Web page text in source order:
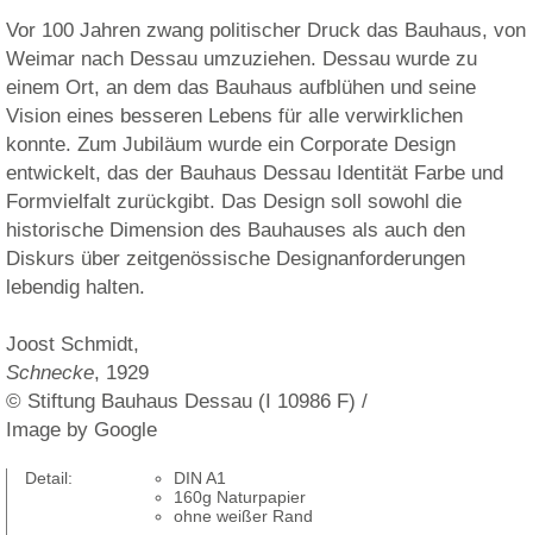
Vor 100 Jahren zwang politischer Druck das Bauhaus, von
Weimar nach Dessau umzuziehen. Dessau wurde zu
einem Ort, an dem das Bauhaus aufblühen und seine
Vision eines besseren Lebens für alle verwirklichen
konnte. Zum Jubiläum wurde ein Corporate Design
entwickelt, das der Bauhaus Dessau Identität Farbe und
Formvielfalt zurückgibt. Das Design soll sowohl die
historische Dimension des Bauhauses als auch den
Diskurs über zeitgenössische Designanforderungen
lebendig halten.
Joost Schmidt,
Schnecke, 1929
© Stiftung Bauhaus Dessau (I 10986 F) /
Image by Google
Detail:
DIN A1
160g Naturpapier
ohne weißer Rand